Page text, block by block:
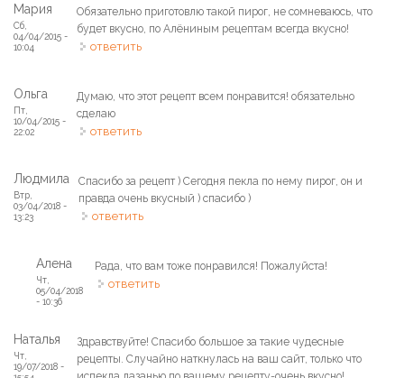
Мария
Сб,
04/04/2015 -
10:04
Обязательно приготовлю такой пирог, не сомневаюсь, что
будет вкусно, по Алёниным рецептам всегда вкусно!
ответить
Ольга
Пт,
10/04/2015 -
22:02
Думаю, что этот рецепт всем понравится! обязательно
сделаю
ответить
Людмила
Втр,
03/04/2018 -
13:23
Спасибо за рецепт ) Сегодня пекла по нему пирог, он и
правда очень вкусный ) спасибо )
ответить
Алена
Чт,
05/04/2018
- 10:36
Рада, что вам тоже понравился! Пожалуйста!
ответить
Наталья
Чт,
19/07/2018 -
Здравствуйте! Спасибо большое за такие чудесные
рецепты. Случайно наткнулась на ваш сайт, только что